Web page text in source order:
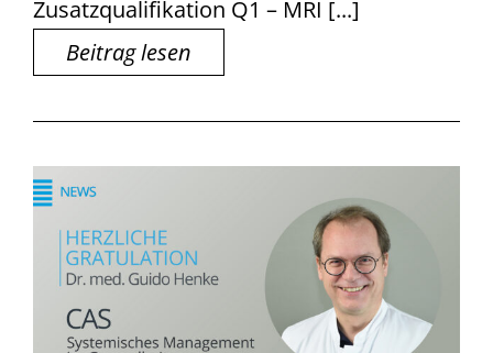
Zusatzqualifikation Q1 – MRI [...]
Beitrag lesen